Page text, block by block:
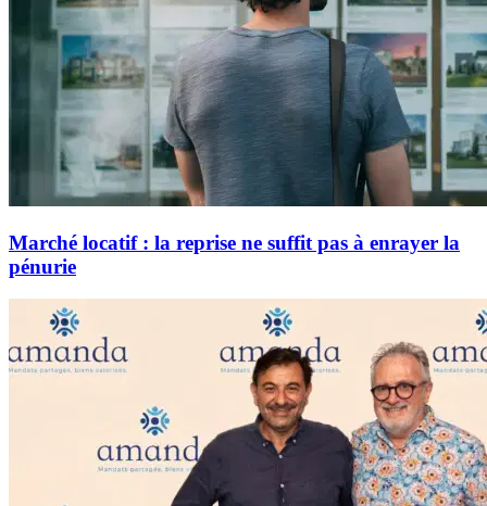
Marché locatif : la reprise ne suffit pas à enrayer la
pénurie